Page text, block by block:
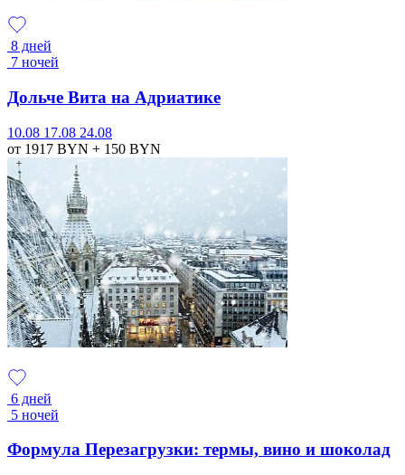
8 дней
7 ночей
Дольче Вита на Адриатике
10.08 17.08 24.08
от 1917 BYN + 150 BYN
6 дней
5 ночей
Формула Перезагрузки: термы, вино и шоколад